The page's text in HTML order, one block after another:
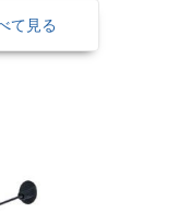
て見る